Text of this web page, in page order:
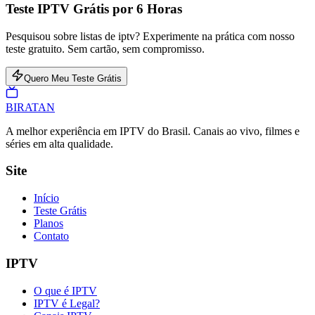
Teste IPTV Grátis por 6 Horas
Pesquisou sobre listas de iptv? Experimente na prática com nosso
teste gratuito. Sem cartão, sem compromisso.
Quero Meu Teste Grátis
BIRATAN
A melhor experiência em IPTV do Brasil. Canais ao vivo, filmes e
séries em alta qualidade.
Site
Início
Teste Grátis
Planos
Contato
IPTV
O que é IPTV
IPTV é Legal?